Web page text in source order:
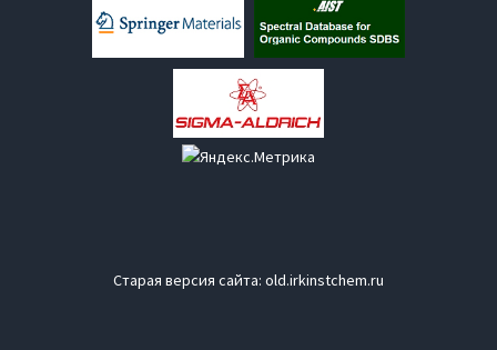
Старая версия сайта: old.irkinstchem.ru